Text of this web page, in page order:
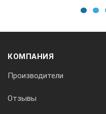
КОМПАНИЯ
Производители
Отзывы